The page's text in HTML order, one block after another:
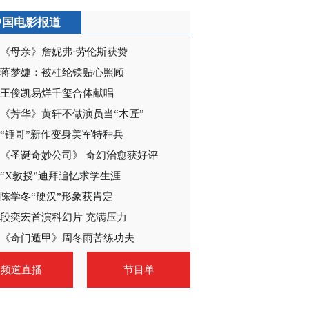
电影报道
《母亲》詹妮弗·劳伦斯获赞
蒋梦婕：被桂纶镁贴心照顾
王俊凯易烊千玺合体献唱
《芳华》黄轩不做演员当“木匠”
“锤哥”新作变身美军特种兵
《圣诞奇妙公司》 奇幻治愈获好评
“X教授”迪拜追忆求学生涯
陈学冬“硬汉”形象获肯定
段奕宏首演科幻片 充满压力
《奇门遁甲》周冬雨苦练功夫
频道直播 节目单